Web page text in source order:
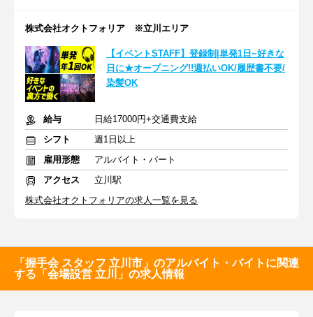
株式会社オクトフォリア ※立川エリア
【イベントSTAFF】登録制|単発1日~好きな
日に★オープニング!!週払いOK/履歴書不要/
染髪OK
給与
日給17000円+交通費支給
シフト
週1日以上
雇用形態
アルバイト・パート
アクセス
立川駅
株式会社オクトフォリアの求人一覧を見る
「握手会 スタッフ 立川市」のアルバイト・バイトに関連
する「会場設営 立川」の求人情報